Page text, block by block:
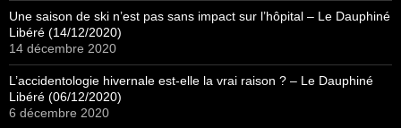
Une saison de ski n’est pas sans impact sur l’hôpital – Le Dauphiné
Libéré (14/12/2020)
14 décembre 2020
L’accidentologie hivernale est-elle la vrai raison ? – Le Dauphiné
Libéré (06/12/2020)
6 décembre 2020